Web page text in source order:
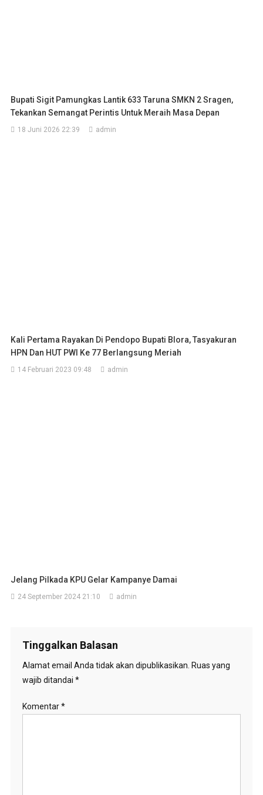
Bupati Sigit Pamungkas Lantik 633 Taruna SMKN 2 Sragen,
Tekankan Semangat Perintis Untuk Meraih Masa Depan
18 Juni 2026 22:39 admin
Kali Pertama Rayakan Di Pendopo Bupati Blora, Tasyakuran
HPN Dan HUT PWI Ke 77 Berlangsung Meriah
14 Februari 2023 09:48 admin
Jelang Pilkada KPU Gelar Kampanye Damai
24 September 2024 21:10 admin
Tinggalkan Balasan
Alamat email Anda tidak akan dipublikasikan. Ruas yang
wajib ditandai *
Komentar*